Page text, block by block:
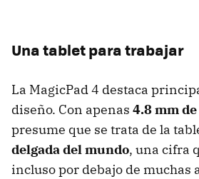
Una tablet para trabajar
La MagicPad 4 destaca
diseño. Con apenas 4.8 mm
presume que se trata de la
delgada del mundo, una cifra
incluso por debajo de muchas